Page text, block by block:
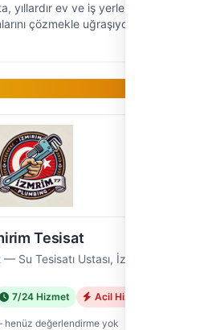
yıllardır ev ve iş yerlerinin su
çözmekle uğraşıyoruz.
Tesisat
Su Tesisatı Ustası, İzmir
7/24 Hizmet Acil Hizmet
henüz değerlendirme yok